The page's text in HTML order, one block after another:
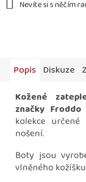
Popis Diskuze
Kožené
značky Froddo
kolekce určené
nošení.
Boty jsou
vlněného